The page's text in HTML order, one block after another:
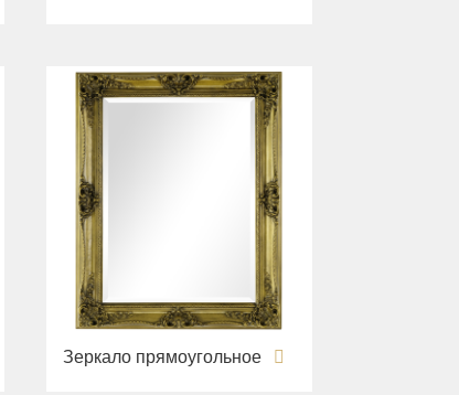
Зеркало прямоугольное